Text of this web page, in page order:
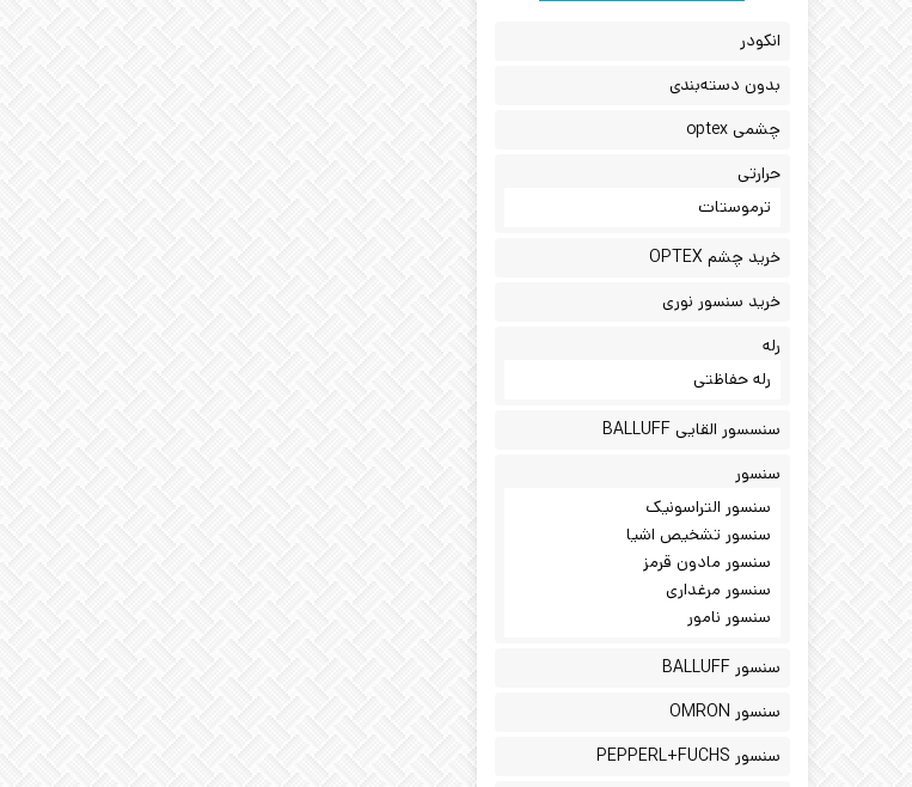
انکودر
بدون دسته‌بندی
چشمی optex
حرارتی
ترموستات
خرید چشم OPTEX
خرید سنسور نوری
رله
رله حفاظتی
سنسسور القایی BALLUFF
سنسور
سنسور التراسونیک
سنسور تشخیص اشیا
سنسور مادون قرمز
سنسور مرغداری
سنسور نامور
سنسور BALLUFF
سنسور OMRON
سنسور PEPPERL+FUCHS